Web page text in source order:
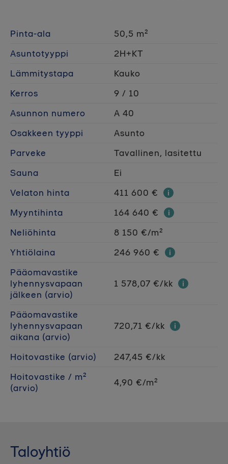
Pinta-ala
50,5 m²
Asuntotyyppi
2H+KT
Lämmitystapa
Kauko
Kerros
9 / 10
Asunnon numero
A 40
Osakkeen tyyppi
Asunto
Parveke
Tavallinen, lasitettu
Sauna
Ei
Velaton hinta
411 600 €
Myyntihinta
164 640 €
Neliöhinta
8 150 €/m²
Yhtiölaina
246 960 €
Pääomavastike
lyhennysvapaan
jälkeen (arvio)
1 578,07 €/kk
Pääomavastike
lyhennysvapaan
aikana (arvio)
720,71 €/kk
Hoitovastike (arvio)
247,45 €/kk
Hoitovastike / m²
(arvio)
4,90 €/m²
Taloyhtiö